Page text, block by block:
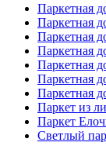
Паркетная
Паркетная
Паркетная
Паркетная
Паркетная
Паркетная
Паркетная
Паркет из
Паркет
Светлый